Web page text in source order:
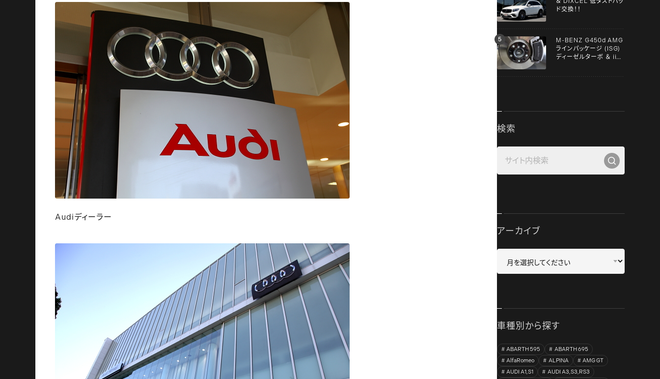
Audiディーラー
ド交換！！
M-BENZ G450d AMG
ラインパッケージ (ISG)
ディーゼルターボ ＆ iiD
検索
アーカイブ
車種別から探す
ABARTH 595
ABARTH 695
AlfaRomeo
ALPINA
AMG GT
AUDI A1,S1
AUDI A3,S3,RS3